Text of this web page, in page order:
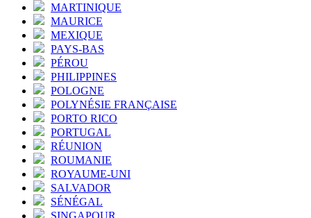
MARTINIQUE
MAURICE
MEXIQUE
PAYS-BAS
PÉROU
PHILIPPINES
POLOGNE
POLYNÉSIE FRANÇAISE
PORTO RICO
PORTUGAL
RÉUNION
ROUMANIE
ROYAUME-UNI
SALVADOR
SÉNÉGAL
SINGAPOUR